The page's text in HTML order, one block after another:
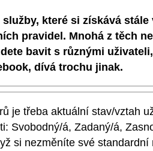
které si získává
pravidel. Mnohá z těch
bavit s různými
dívá trochu jinak.
je třeba aktuální stav/vztah
Svobodný/á, Zadaný/á,
si nezměníte své